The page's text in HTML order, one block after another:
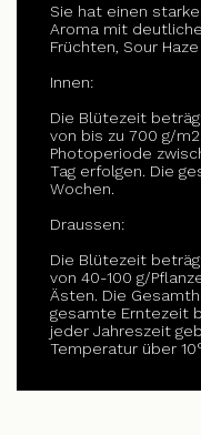
Sie hat einen
Aroma mit
Früchten, Sour
Innen:
Die Blütezeit
von bis zu 700 g/
Photoperiode
Tag erfolgen. Die
Wochen.
Draussen:
Die Blütezeit
von 40-100 g/
Ästen. Die
gesamte Erntezeit
jeder Jahreszeit
Temperatur über